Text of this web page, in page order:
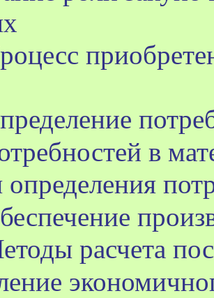
в
расчета